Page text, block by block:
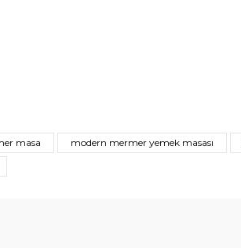
masa modern mermer yemek masası